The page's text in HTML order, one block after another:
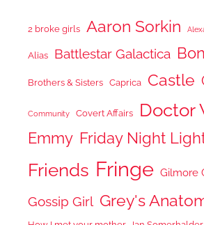
2 broke girls Aaron Sorkin
Alias Battlestar Galactica
Brothers & Sisters Caprica Castle
Community Covert Affairs Doctor
Emmy Friday Night
Friends Fringe Gilmore
Gossip Girl Grey's